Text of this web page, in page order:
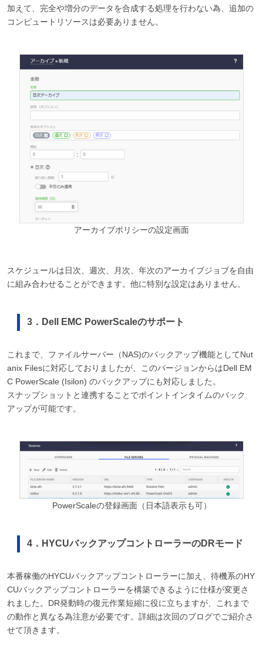
加えて、完全や増分のデータを合成する処理を行わない為、追加の
コンピュートリソースは必要ありません。
アーカイブポリシーの設定画面
スケジュールは日次、週次、月次、年次のアーカイブジョブを自由
に組み合わせることができます。他に特別な設定はありません。
3．Dell EMC PowerScaleのサポート
これまで、ファイルサーバー（NAS)のバックアップ機能としてNut
anix Filesに対応しておりましたが、このバージョンからはDell EM
C PowerScale (Isilon) のバックアップにも対応しました。
スナップショットと連携することでポイントインタイムのバック
アップが可能です。
PowerScaleの登録画面（日本語表示も可）
4．HYCUバックアップコントローラーのDRモード
本番稼働のHYCUバックアップコントローラーに加え、待機系のHY
CUバックアップコントローラーを構築できるように仕様が変更さ
れました。DR発動時の復元作業短縮に役に立ちますが、これまで
の動作と異なる為注意が必要です。詳細は次回のブログでご紹介さ
せて頂きます。